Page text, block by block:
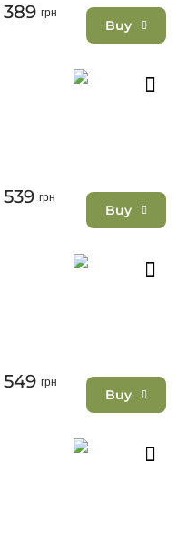
389 грн
Buy
539 грн
Buy
549 грн
Buy